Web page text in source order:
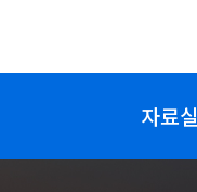
자료실